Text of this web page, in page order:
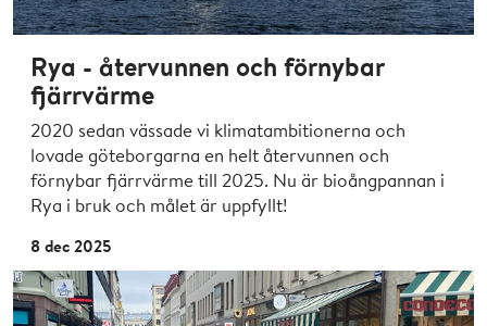
Rya - återvunnen och förnybar
fjärrvärme
2020 sedan vässade vi klimatambitionerna och
lovade göteborgarna en helt återvunnen och
förnybar fjärrvärme till 2025. Nu är bioångpannan i
Rya i bruk och målet är uppfyllt!
8 dec 2025